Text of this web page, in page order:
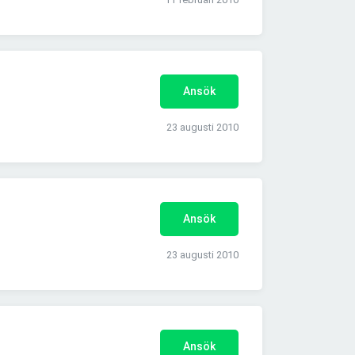
Ansök
23 augusti 2010
Ansök
23 augusti 2010
Ansök